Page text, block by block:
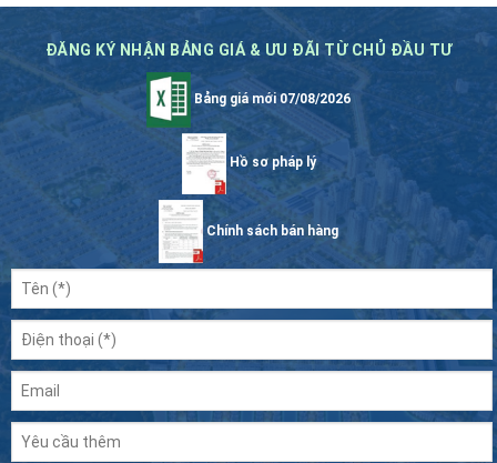
ĐĂNG KÝ NHẬN BẢNG GIÁ & ƯU ĐÃI TỪ CHỦ ĐẦU TƯ
Bảng giá mới 07/08/2026
Hồ sơ pháp lý
Chính sách bán hàng